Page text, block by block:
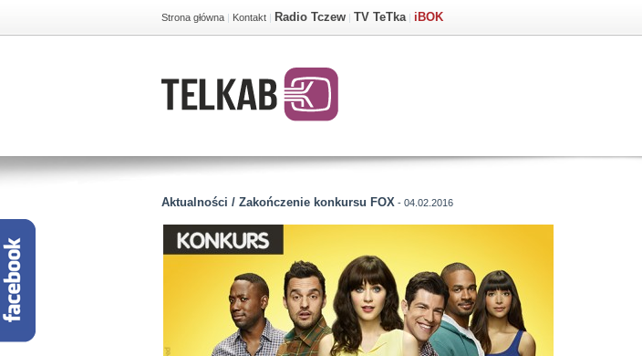
Strona główna | Kontakt | Radio Tczew | TV TeTka | iBOK
Aktualności / Zakończenie konkursu FOX - 04.02.2016